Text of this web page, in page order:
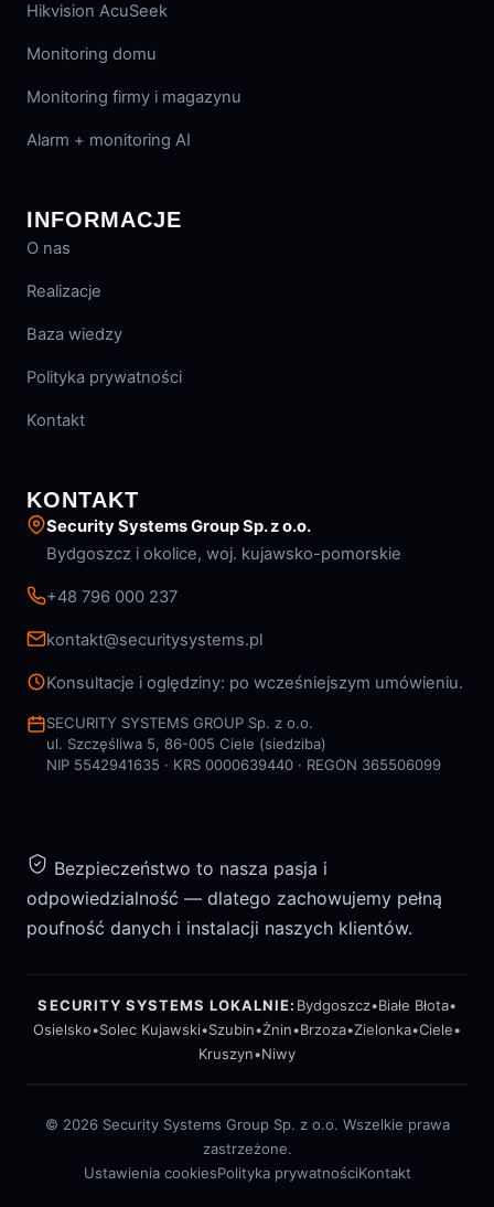
Hikvision AcuSeek
Monitoring domu
Monitoring firmy i magazynu
Alarm + monitoring AI
INFORMACJE
O nas
Realizacje
Baza wiedzy
Polityka prywatności
Kontakt
KONTAKT
Security Systems Group Sp. z o.o.
Bydgoszcz i okolice, woj. kujawsko-pomorskie
+48 796 000 237
kontakt@securitysystems.pl
Konsultacje i oględziny: po wcześniejszym umówieniu.
SECURITY SYSTEMS GROUP Sp. z o.o.
ul. Szczęśliwa 5, 86-005 Ciele (siedziba)
NIP 5542941635 · KRS 0000639440 · REGON 365506099
Bezpieczeństwo to nasza pasja i
odpowiedzialność — dlatego zachowujemy pełną
poufność danych i instalacji naszych klientów.
SECURITY SYSTEMS LOKALNIE: Bydgoszcz•Białe Błota•
Osielsko•Solec Kujawski•Szubin•Żnin•Brzoza•Zielonka•Ciele•
Kruszyn•Niwy
© 2026 Security Systems Group Sp. z o.o. Wszelkie prawa
zastrzeżone.
Ustawienia cookiesPolityka prywatnościKontakt